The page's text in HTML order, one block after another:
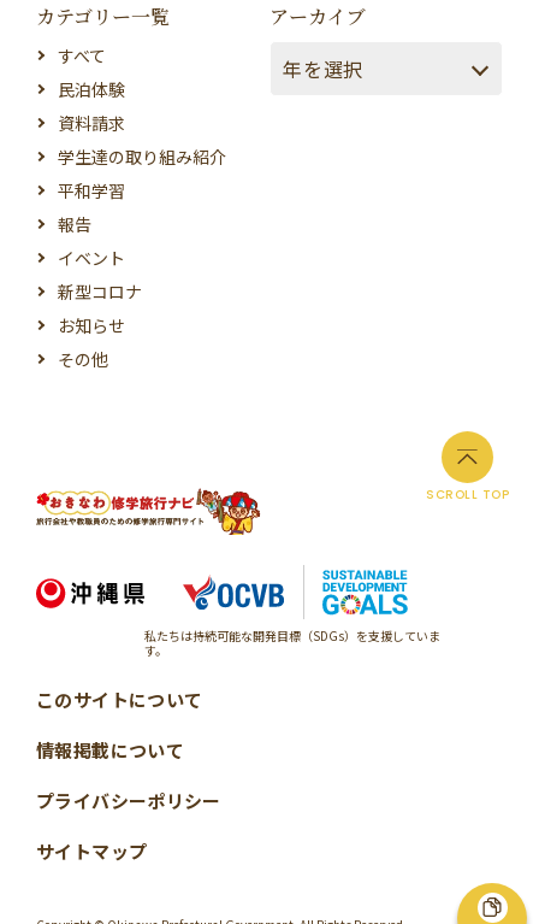
カテゴリー一覧
すべて
民泊体験
資料請求
学生達の取り組み紹介
平和学習
報告
イベント
新型コロナ
お知らせ
その他
アーカイブ
SCROLL TOP
私たちは持続可能な開発目標（SDGs）を支援していま
す。
このサイトについて
情報掲載について
プライバシーポリシー
サイトマップ